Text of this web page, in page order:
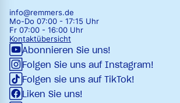
info@remmers.de
Mo-Do 07:00 - 17:15 Uhr
Fr 07:00 - 16:00 Uhr
Kontaktübersicht
Abonnieren Sie uns!
Folgen Sie uns auf Instagram!
Folgen sie uns auf TikTok!
Liken Sie uns!